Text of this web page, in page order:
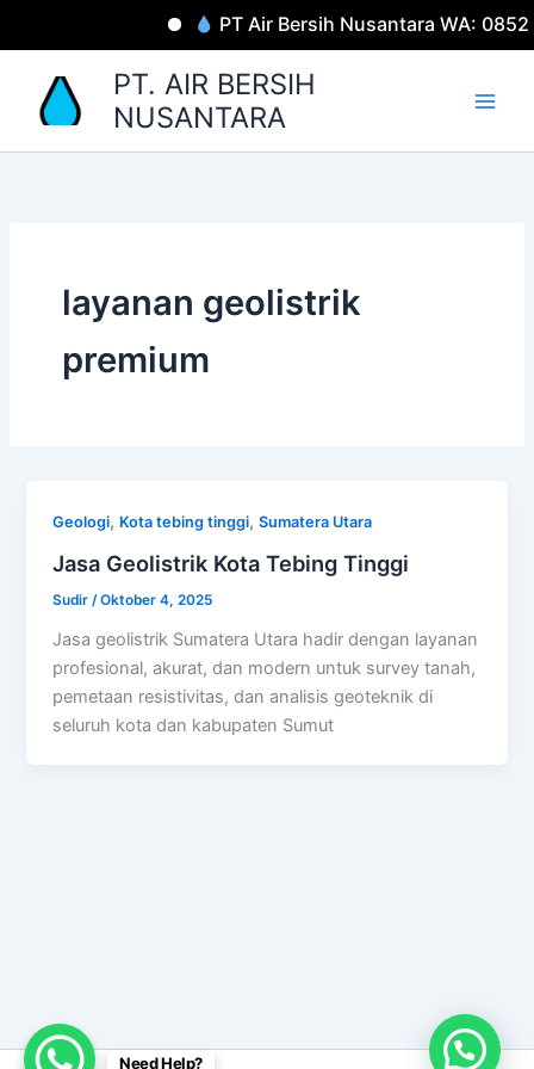
PT Air Bersih Nusantara WA:
PT. AIR BERSIH
NUSANTARA
layanan geolistrik
premium
Geologi, Kota tebing tinggi,Sumatera Utara
Jasa Geolistrik Kota Tebing Tinggi
Sudir /Oktober 4, 2025
Jasa geolistrik Sumatera Utara hadir dengan layanan
profesional, akurat, dan modern untuk survey tanah,
pemetaan resistivitas, dan analisis geoteknik di
seluruh kota dan kabupaten Sumut
Need Help?